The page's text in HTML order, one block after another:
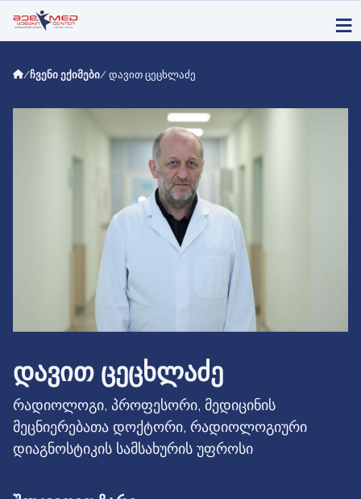
/ჩვენი ექიმები/ დავით ცეცხლაძე
ᲓᲐᲕᲘᲗ ᲪᲔᲪᲮᲚᲐᲫᲔ
რადიოლოგი, პროფესორი, მედიცინის
მეცნიერებათა დოქტორი, რადიოლოგიური
დიაგნოსტიკის სამსახურის უფროსი